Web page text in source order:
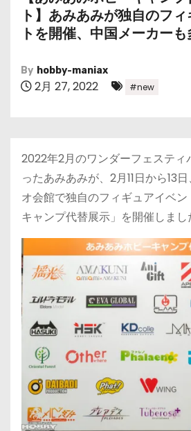
ト】あみあみが独自のフ
トを開催、中国メーカー
By hobby-maniax
2月 27, 2022 #new
2022年2月のワンダーフェスティ
ったあみあみが、2月11日から13
オ会館で独自のフィギュアイベ
キャンプ代替展示」を開催しまし